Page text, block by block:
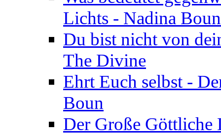
Lichts - Nadina Boun
Du bist nicht von
The Divine
Ehrt Euch selbst -
Boun
Der Große